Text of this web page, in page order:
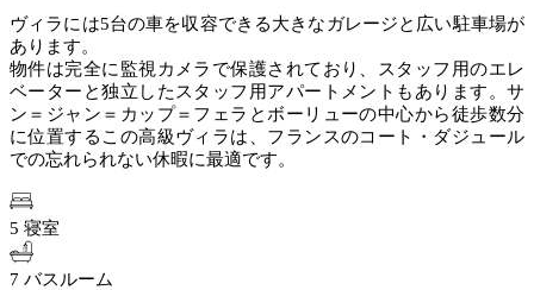
ヴィラには5台の車を収容できる大きなガレージと広い駐車場が
あります。
物件は完全に監視カメラで保護されており、スタッフ用のエレ
ベーターと独立したスタッフ用アパートメントもあります。サ
ン＝ジャン＝カップ＝フェラとボーリューの中心から徒歩数分
に位置するこの高級ヴィラは、フランスのコート・ダジュール
での忘れられない休暇に最適です。
5 寝室
7 バスルーム